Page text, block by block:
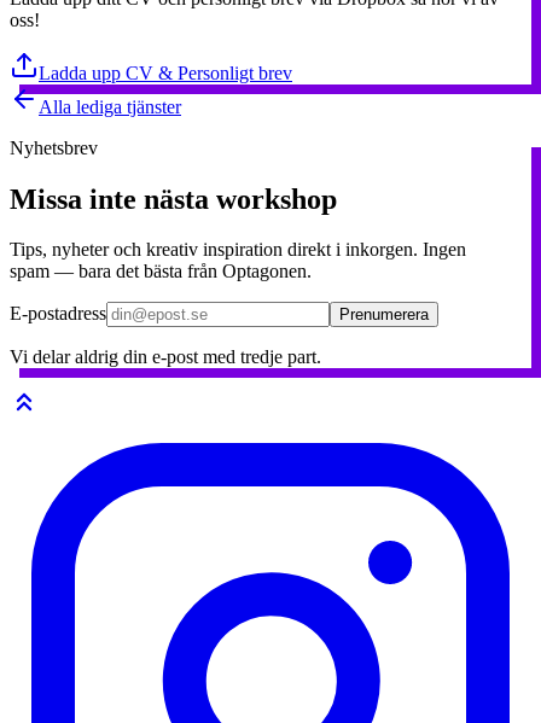
oss!
Ladda upp CV & Personligt brev
Alla lediga tjänster
Nyhetsbrev
Missa inte nästa workshop
Tips, nyheter och kreativ inspiration direkt i inkorgen. Ingen
spam — bara det bästa från Optagonen.
E-postadress Prenumerera
Vi delar aldrig din e-post med tredje part.